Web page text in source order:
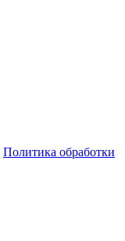
Политика обработки